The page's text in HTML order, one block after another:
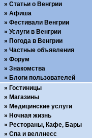
Статьи о Венгрии
Афиша
Фестивали Венгрии
Услуги в Венгрии
Погода в Венгрии
Частные объявления
Форум
Знакомства
Блоги пользователей
Гостиницы
Магазины
Медицинские услуги
Ночная жизнь
Рестораны, Кафе, Бары
Спа и веллнесс